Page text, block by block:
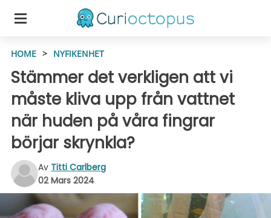
HOME > NYFIKENHET
Stämmer det verkligen att vi
måste kliva upp från vattnet
när huden på våra fingrar
börjar skrynkla?
Av Titti Carlberg
02 Mars 2024